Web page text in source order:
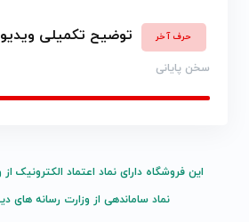
حرف آخر توضیح تکمیلی
سخن پایانی
این فروشگاه دارای نماد اعتماد الکترونیک
نماد ساماندهی از وزارت رسانه های